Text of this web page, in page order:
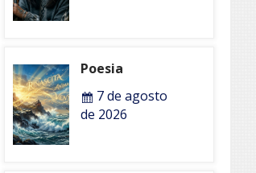
Poesia
7 de agosto
de 2026